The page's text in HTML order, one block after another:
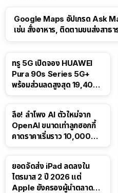
Google Maps อัปเกรด Ask
เช่น สั่งอาหาร, ติดตามขนส่งสาธ
ทรู 5G เปิดจอง HUAWEI
Pura 90s Series 5G+
พร้อมส่วนลดสูงสุด 19,400
ลือ! ลำโพง AI ตัวใหม่จาก
OpenAI ขนาดเท่าลูกฮอกกี้
คาดราคาเริ่มราว 10,000
ยอดจัดส่ง iPad ลดลงใน
ไตรมาส 2 ปี 2026 แต่
Apple ยังครองผู้นำตลาด